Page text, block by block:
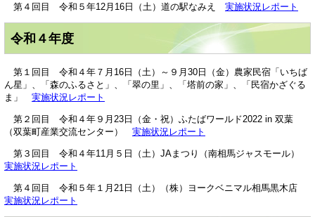
第４回目 令和５年12月16日（土）道の駅なみえ 実施状況レポート
令和４年度
第１回目 令和４年７月16日（土）～９月30日（金）農家民宿「いちば
ん星」、「森のふるさと」、「翠の里」、「塔前の家」、「民宿かざぐる
ま」 実施状況レポート
第２回目 令和４年９月23日（金・祝）ふたばワールド2022 in 双葉
（双葉町産業交流センター） 実施状況レポート
第３回目 令和４年11月５日（土）JAまつり（南相馬ジャスモール）
実施状況レポート
第４回目 令和５年１月21日（土）（株）ヨークベニマル相馬黒木店
実施状況レポート